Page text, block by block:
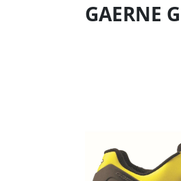
GAERNE